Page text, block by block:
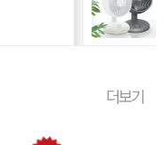
더보기